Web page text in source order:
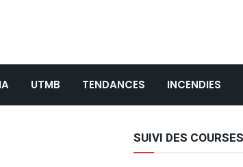
UTMB TENDANCES INCENDIES
SUIVI DES